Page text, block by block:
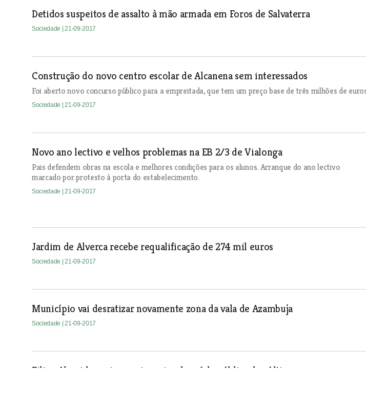
Detidos suspeitos de assalto à mão armada em Foros de Salvaterra
Sociedade | 21-09-2017
Construção do novo centro escolar de Alcanena sem interessados
Foi aberto novo concurso público para a empreitada, que tem um preço base de três milhões de
Sociedade | 21-09-2017
Novo ano lectivo e velhos problemas na EB 2/3 de Vialonga
Pais defendem obras na escola e melhores condições para os alunos. Arranque do ano lectivo
marcado por protesto à porta do estabelecimento.
Sociedade | 21-09-2017
Jardim de Alverca recebe requalificação de 274 mil euros
Sociedade | 21-09-2017
Município vai desratizar novamente zona da vala de Azambuja
Sociedade | 21-09-2017
Filipa Almeida geriu a maior crise de saúde pública dos últimos anos em